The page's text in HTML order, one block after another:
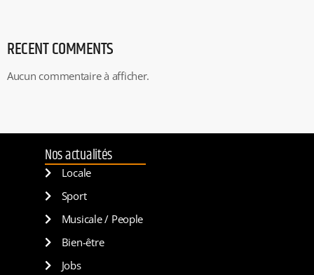
RECENT COMMENTS
Aucun commentaire à afficher.
Nos actualités
Locale
Sport
Musicale / People
Bien-être
Jobs